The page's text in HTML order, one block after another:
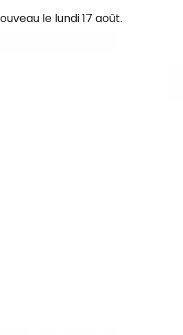
le lundi 17 août.